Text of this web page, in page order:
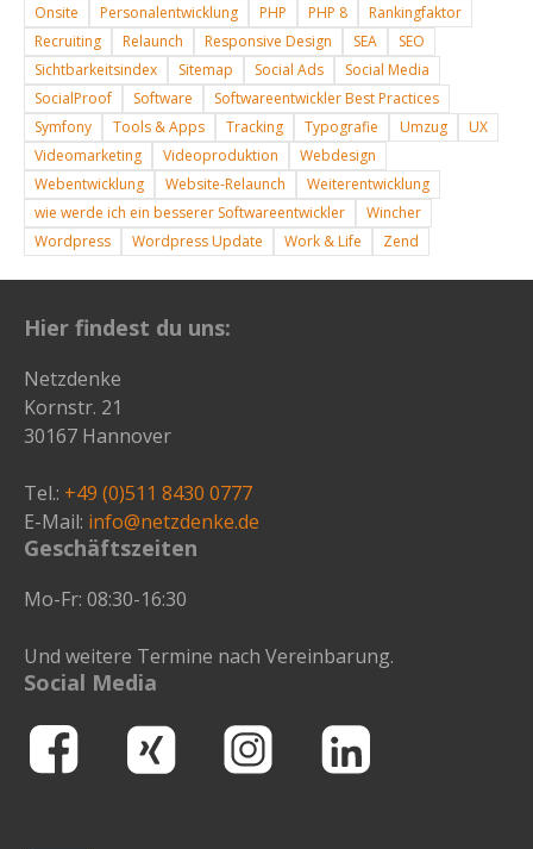
Onsite
Personalentwicklung PHP PHP 8
Rankingfaktor
Recruiting
Relaunch Responsive Design SEA
SEO
Sichtbarkeitsindex
Sitemap Social Ads
Social Media
SocialProof
Software
Softwareentwickler Best Practices
Symfony
Tools & Apps Tracking Typografie Umzug
UX
Videomarketing
Videoproduktion
Webdesign
Webentwicklung
Website-Relaunch
Weiterentwicklung
wie werde ich ein besserer Softwareentwickler
Wincher
Wordpress
Wordpress Update Work & Life Zend
Hier findest du uns:
Netzdenke
Kornstr. 21
30167 Hannover
Tel.: +49 (0)511 8430 0777
E-Mail: info@netzdenke.de
Geschäftszeiten
Mo-Fr: 08:30-16:30
Und weitere Termine nach Vereinbarung.
Social Media